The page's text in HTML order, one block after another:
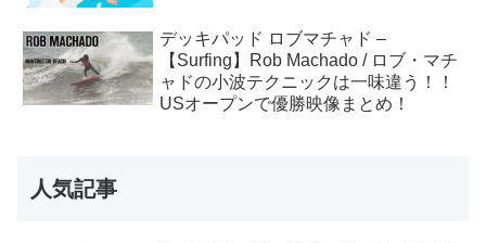
デッキパッド ロブマチャド –
【Surfing】Rob Machado / ロブ・マチ
ャドの小波テクニックは一味違う！！
USオープンで優勝映像まとめ！
人気記事